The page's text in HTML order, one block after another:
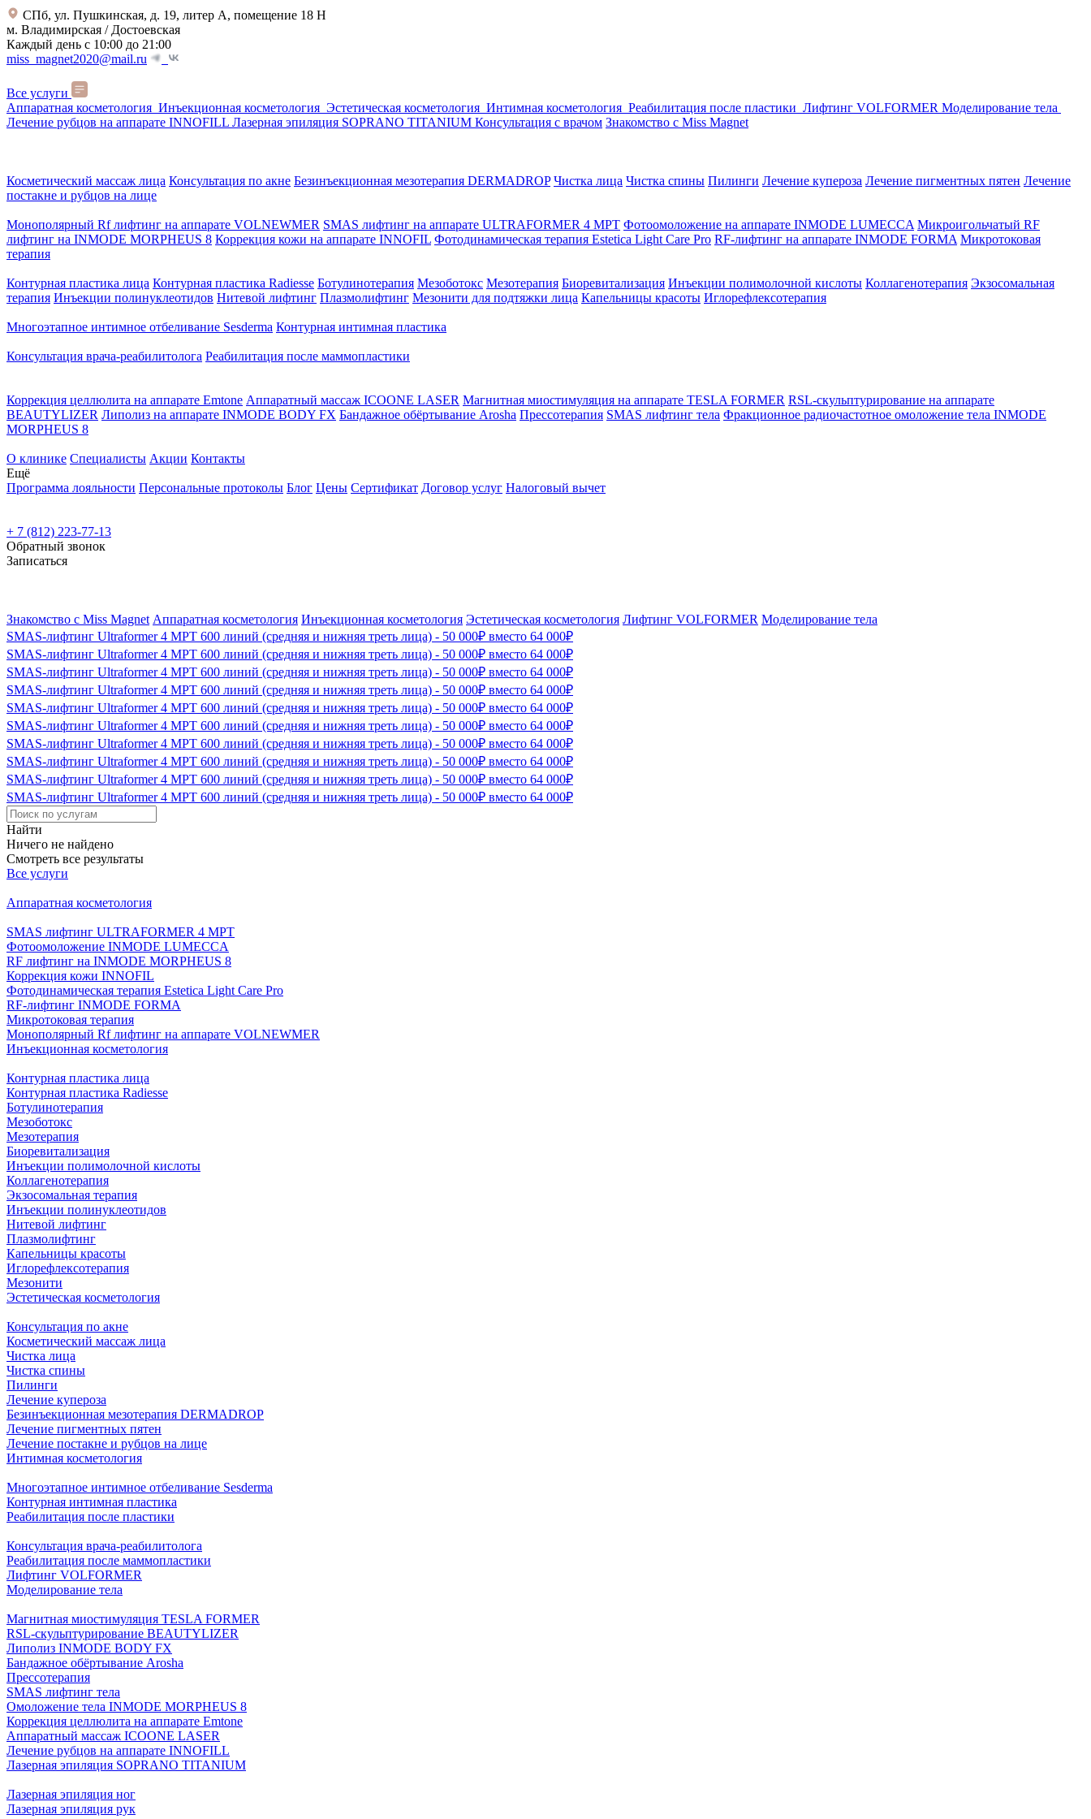
СПб, ул. Пушкинская, д. 19, литер А, помещение 18 Н
м. Владимирская / Достоевская
Каждый день с 10:00 до 21:00
miss_magnet2020@mail.ru
Все услуги
Аппаратная косметология Инъекционная косметология Эстетическая косметология Интимная косметология Реабилитация после пластики Лифтинг VOLFORMER Моделирование тела
Лечение рубцов на аппарате INNOFILL Лазерная эпиляция SOPRANO TITANIUM Консультация с врачом Знакомство с Miss Magnet
Косметический массаж лица Консультация по акне Безинъекционная мезотерапия DERMADROP Чистка лица Чистка спины Пилинги Лечение купероза Лечение пигментных пятен Лечение
постакне и рубцов на лице
Монополярный Rf лифтинг на аппарате VOLNEWMER SMAS лифтинг на аппарате ULTRAFORMER 4 MРТ Фотоомоложение на аппарате INMODE LUMECCA Микроигольчатый RF
лифтинг на INMODE MORPHEUS 8 Коррекция кожи на аппарате INNOFIL Фотодинамическая терапия Estetica Light Care Pro RF-лифтинг на аппарате INMODE FORMA Микротоковая
терапия
Контурная пластика лица Контурная пластика Radiesse Ботулинотерапия Мезоботокс Мезотерапия Биоревитализация Инъекции полимолочной кислоты Коллагенотерапия Экзосомальная
терапия Инъекции полинуклеотидов Нитевой лифтинг Плазмолифтинг Мезонити для подтяжки лица Капельницы красоты Иглорефлексотерапия
Многоэтапное интимное отбеливание Sesderma Контурная интимная пластика
Консультация врача-реабилитолога Реабилитация после маммопластики
Коррекция целлюлита на аппарате Emtone Аппаратный массаж ICOONE LASER Магнитная миостимуляция на аппарате TESLA FORMER RSL-скульптурирование на аппарате
BEAUTYLIZER Липолиз на аппарате INMODE BODY FX Бандажное обёртывание Arosha Прессотерапия SMAS лифтинг тела Фракционное радиочастотное омоложение тела INMODE
MORPHEUS 8
О клинике Специалисты Акции Контакты
Ещё
Программа лояльности Персональные протоколы Блог Цены Сертификат Договор услуг Налоговый вычет
+ 7 (812) 223-77-13
Обратный звонок
Записаться
Знакомство с Miss Magnet Аппаратная косметология Инъекционная косметология Эстетическая косметология Лифтинг VOLFORMER Моделирование тела
SMAS-лифтинг Ultraformer 4 MPT 600 линий (средняя и нижняя треть лица) - 50 000₽ вместо 64 000₽
SMAS-лифтинг Ultraformer 4 MPT 600 линий (средняя и нижняя треть лица) - 50 000₽ вместо 64 000₽
SMAS-лифтинг Ultraformer 4 MPT 600 линий (средняя и нижняя треть лица) - 50 000₽ вместо 64 000₽
SMAS-лифтинг Ultraformer 4 MPT 600 линий (средняя и нижняя треть лица) - 50 000₽ вместо 64 000₽
SMAS-лифтинг Ultraformer 4 MPT 600 линий (средняя и нижняя треть лица) - 50 000₽ вместо 64 000₽
SMAS-лифтинг Ultraformer 4 MPT 600 линий (средняя и нижняя треть лица) - 50 000₽ вместо 64 000₽
SMAS-лифтинг Ultraformer 4 MPT 600 линий (средняя и нижняя треть лица) - 50 000₽ вместо 64 000₽
SMAS-лифтинг Ultraformer 4 MPT 600 линий (средняя и нижняя треть лица) - 50 000₽ вместо 64 000₽
SMAS-лифтинг Ultraformer 4 MPT 600 линий (средняя и нижняя треть лица) - 50 000₽ вместо 64 000₽
SMAS-лифтинг Ultraformer 4 MPT 600 линий (средняя и нижняя треть лица) - 50 000₽ вместо 64 000₽
Найти
Ничего не найдено
Смотреть все результаты
Все услуги
Аппаратная косметология
SMAS лифтинг ULTRAFORMER 4 MРТ
Фотоомоложение INMODE LUMECCA
RF лифтинг на INMODE MORPHEUS 8
Коррекция кожи INNOFIL
Фотодинамическая терапия Estetica Light Care Pro
RF-лифтинг INMODE FORMA
Микротоковая терапия
Монополярный Rf лифтинг на аппарате VOLNEWMER
Инъекционная косметология
Контурная пластика лица
Контурная пластика Radiesse
Ботулинотерапия
Мезоботокс
Мезотерапия
Биоревитализация
Инъекции полимолочной кислоты
Коллагенотерапия
Экзосомальная терапия
Инъекции полинуклеотидов
Нитевой лифтинг
Плазмолифтинг
Капельницы красоты
Иглорефлексотерапия
Мезонити
Эстетическая косметология
Консультация по акне
Косметический массаж лица
Чистка лица
Чистка спины
Пилинги
Лечение купероза
Безинъекционная мезотерапия DERMADROP
Лечение пигментных пятен
Лечение постакне и рубцов на лице
Интимная косметология
Многоэтапное интимное отбеливание Sesderma
Контурная интимная пластика
Реабилитация после пластики
Консультация врача-реабилитолога
Реабилитация после маммопластики
Лифтинг VOLFORMER
Моделирование тела
Магнитная миостимуляция TESLA FORMER
RSL-скульптурирование BEAUTYLIZER
Липолиз INMODE BODY FX
Бандажное обёртывание Arosha
Прессотерапия
SMAS лифтинг тела
Омоложение тела INMODE MORPHEUS 8
Коррекция целлюлита на аппарате Emtone
Аппаратный массаж ICOONE LASER
Лечение рубцов на аппарате INNOFILL
Лазерная эпиляция SOPRANO TITANIUM
Лазерная эпиляция ног
Лазерная эпиляция рук